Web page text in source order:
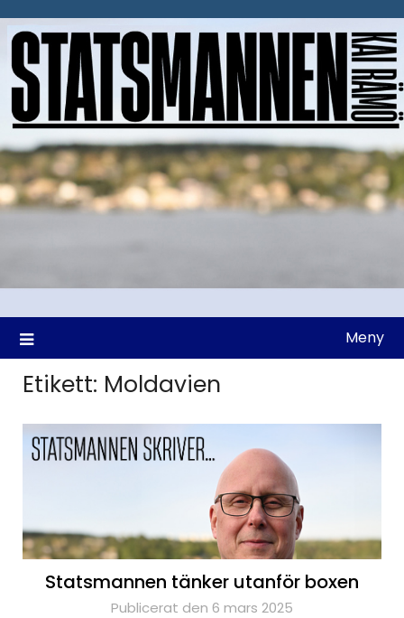
till
Meny
Etikett: Moldavien
Statsmannen tänker utanför boxen
Publicerat den 6 mars 2025